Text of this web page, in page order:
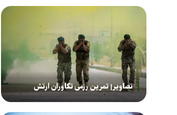
تصاویر| تمرین رزمی تکاوران ارتش